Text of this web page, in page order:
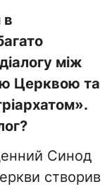
в
між
Церквою та
Синод
створив